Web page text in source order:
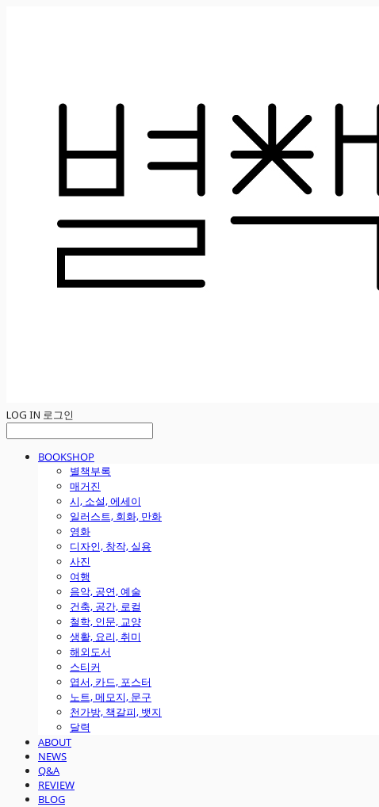
LOG IN 로그인
BOOKSHOP
별책부록
매거진
시, 소설, 에세이
일러스트, 회화, 만화
영화
디자인, 창작, 실용
사진
여행
음악, 공연, 예술
건축, 공간, 로컬
철학, 인문, 교양
생활, 요리, 취미
해외도서
스티커
엽서, 카드, 포스터
노트, 메모지, 문구
천가방, 책갈피, 뱃지
달력
ABOUT
NEWS
Q&A
REVIEW
BLOG